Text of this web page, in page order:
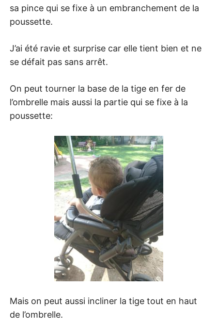
sa pince qui se fixe à un embranchement de la
poussette.
J’ai été ravie et surprise car elle tient bien et ne
se défait pas sans arrêt.
On peut tourner la base de la tige en fer de
l’ombrelle mais aussi la partie qui se fixe à la
poussette:
Mais on peut aussi incliner la tige tout en haut
de l’ombrelle.